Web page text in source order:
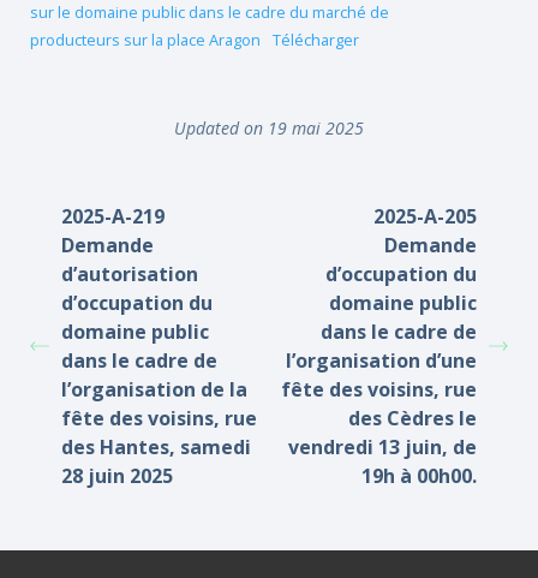
sur le domaine public dans le cadre du marché de
producteurs sur la place Aragon
Télécharger
Updated on 19 mai 2025
2025-A-219
Demande
d’autorisation
d’occupation du
domaine public
dans le cadre de
l’organisation de la
fête des voisins, rue
des Hantes, samedi
28 juin 2025
2025-A-205
Demande
d’occupation du
domaine public
dans le cadre de
l’organisation d’une
fête des voisins, rue
des Cèdres le
vendredi 13 juin, de
19h à 00h00.